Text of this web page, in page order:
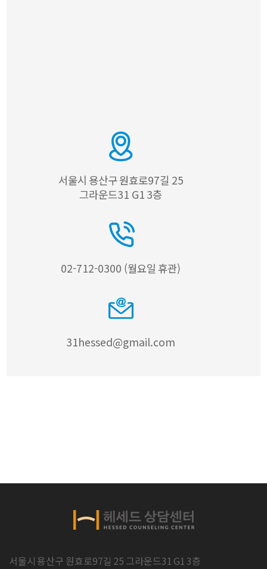
서울시 용산구 원효로97길 25
그라운드31 G1 3층
02-712-0300 (월요일 휴관)
31hessed@gmail.com
서울시 용산구 원효로97길 25 그라운드31 G1 3층